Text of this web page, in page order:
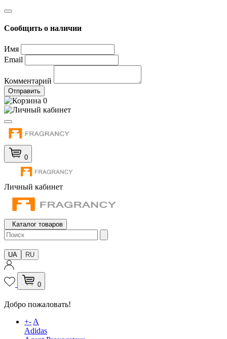
Сообщить о наличии
Имя
Email
Комментарий
Отправить
0
0
Личный кабинет
Каталог товаров
UA RU
0
Добро пожаловать!
+-A
Adidas